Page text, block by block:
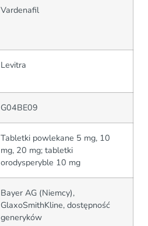
Vardenafil
Levitra
G04BE09
Tabletki powlekane 5 mg, 10
mg, 20 mg; tabletki
orodysperyble 10 mg
Bayer AG (Niemcy),
GlaxoSmithKline, dostępność
generyków